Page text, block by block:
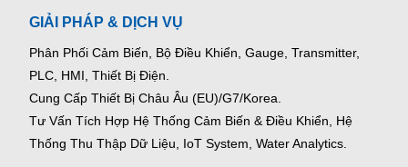
GIẢI PHÁP & DỊCH VỤ
Phân Phối Cảm Biến, Bộ Điều Khiển, Gauge, Transmitter,
PLC, HMI, Thiết Bị Điện.
Cung Cấp Thiết Bị Châu Âu (EU)/G7/Korea.
Tư Vấn Tích Hợp Hệ Thống Cảm Biến & Điều Khiển, Hệ
Thống Thu Thập Dữ Liệu, IoT System, Water Analytics.